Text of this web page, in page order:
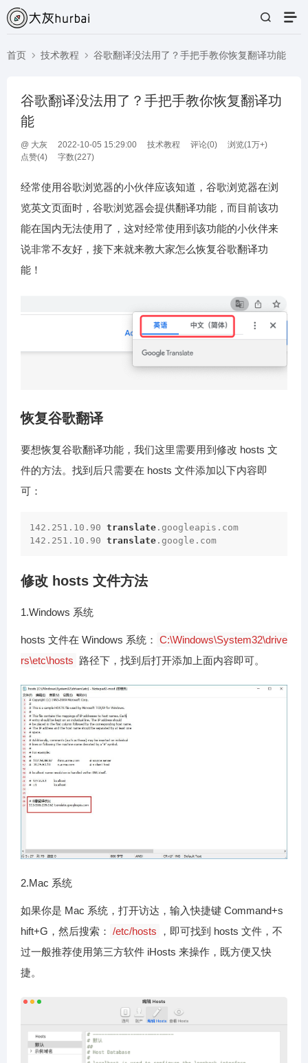
首页 技术教程 谷歌翻译没法用了？手把手教你恢复翻译功能
谷歌翻译没法用了？手把手教你恢复翻译功
能
@ 大灰 2022-10-05 15:29:00 技术教程 评论(0)
浏览(1万+)
点赞(4) 字数(227)
经常使用谷歌浏览器的小伙伴应该知道，谷歌浏览器在浏
览英文页面时，谷歌浏览器会提供翻译功能，而目前该功
能在国内无法使用了，这对经常使用到该功能的小伙伴来
说非常不友好，接下来就来教大家怎么恢复谷歌翻译功
能！
恢复谷歌翻译
要想恢复谷歌翻译功能，我们这里需要用到修改 hosts 文
件的方法。找到后只需要在 hosts 文件添加以下内容即
可：
142 .251 .10 .90 translate .googleapis .com
142 .251 .10 .90 translate .google .com
修改 hosts 文件方法
1.Windows 系统
hosts 文件在 Windows 系统： C:\Windows\System32\drive
rs\etc\hosts 路径下，找到后打开添加上面内容即可。
2.Mac 系统
如果你是 Mac 系统，打开访达，输入快捷键 Command+s
hift+G，然后搜索： /etc/hosts
，即可找到 hosts 文件，不
过一般推荐使用第三方软件 iHosts 来操作，既方便又快
捷。